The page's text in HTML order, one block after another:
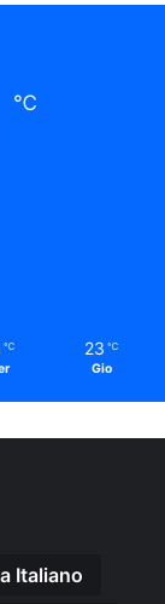
℃
℃ 23 ℃
Gio
Italiano